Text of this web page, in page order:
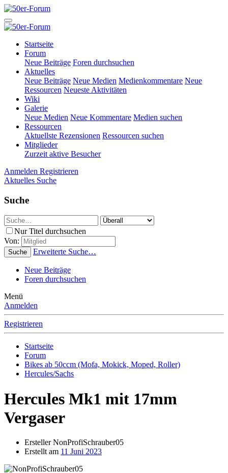
Startseite
Forum
Neue Beiträge Foren durchsuchen
Aktuelles
Neue Beiträge Neue Medien Medienkommentare Neue
Ressourcen Neueste Aktivitäten
Wiki
Galerie
Neue Medien Neue Kommentare Medien suchen
Ressourcen
Aktuellste Rezensionen Ressourcen suchen
Mitglieder
Zurzeit aktive Besucher
Anmelden Registrieren
Aktuelles Suche
Suche
Nur Titel durchsuchen
Von:
Suche Erweiterte Suche…
Neue Beiträge
Foren durchsuchen
Menü
Anmelden
Registrieren
Startseite
Forum
Bikes ab 50ccm (Mofa, Mokick, Moped, Roller)
Hercules/Sachs
Hercules Mk1 mit 17mm
Vergaser
ErstellerNonProfiSchrauber05
Erstellt am 11 Juni 2023